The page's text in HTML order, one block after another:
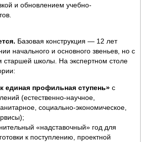
и обновлением учебно-
Базовая конструкция — 12 лет
начального и основного звеньев, но с
школы. На экспертном столе
единая профильная ступень» с
(естественно-научное,
социально-экономическое,
«надставочный» год для
к поступлению, проектной